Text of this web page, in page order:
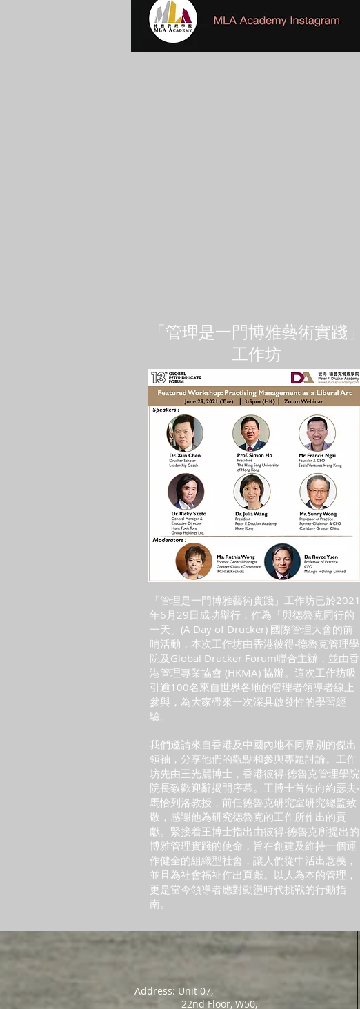
「管理是一門博雅藝術實踐」
工作坊
「管理是一門博雅藝術實踐」工作坊已於2021
年6月29日成功舉行，作為「與德魯克同行的
一天」(A Day of Drucker) 國際管理大會的前
哨活動，本次工作坊由香港彼得‧德魯克管理學
院及Global Drucker Forum聯合主辦，並由香
港管理專業協會 (HKMA) 協辦。這次工作坊吸
引逾100名來自世界各地的管理者領導者線上
參與，為大家帶來一次深具啟發性的學習經
驗。
我們邀請來自香港及中國內地不同界別的傑出
領袖，分享他們的觀點和參與專題討論。工作
坊先由王光麗博士，香港彼得‧德魯克管理學院
院長致歡迎辭揭開序幕。王博士首先向約瑟夫‧
馬恰列洛教授，前任德魯克研究室研究總監致
敬，感謝他為研究德魯克的工作所作出的貢
獻。緊接着王博士指出由彼得‧德魯克所提出的
博雅管理實踐的使命，旨在創建及維持一個運
作健全的組織型社會，讓人們從中活出意義，
並且為社會福祉作出頁獻。以人為本的管理，
更是當今領導者應對動盪時代挑戰的行動指
南。
Address: Unit 07,
22nd Floor, W50,